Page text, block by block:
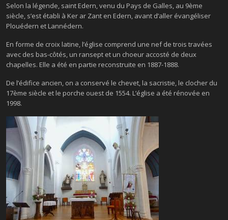
Selon la légende, saint Edern, venu du Pays de Galles, au 9ème
siècle, s’est établi à Ker ar Zant en Edern, avant d’aller évangéliser
Plouédern et Lannédern.
En forme de croix latine, l’église comprend une nef de trois travées
avec des bas-côtés, un ransept et un choeur accosté de deux
chapelles. Elle a été en partie reconstruite en 1887-1888.
De l’édifice ancien, on a conservé le chevet, la sacristie, le clocher du
17ème siècle et le porche ouest de 1554. L’église a été rénovée en
1998.